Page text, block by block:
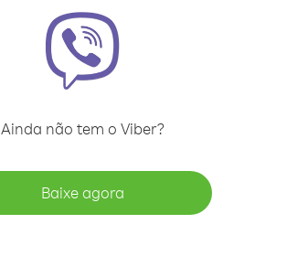
Ainda não tem o Viber?
Baixe agora